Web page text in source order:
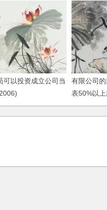
可以投资成立公司当
有限公司
表50%以
有效？